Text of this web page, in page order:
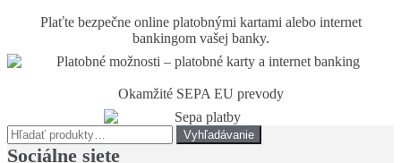
Plaťte bezpečne online platobnými kartami alebo internet
bankingom vašej banky.
Okamžité SEPA EU prevody
Hľadať: Vyhľadávanie
Sociálne siete